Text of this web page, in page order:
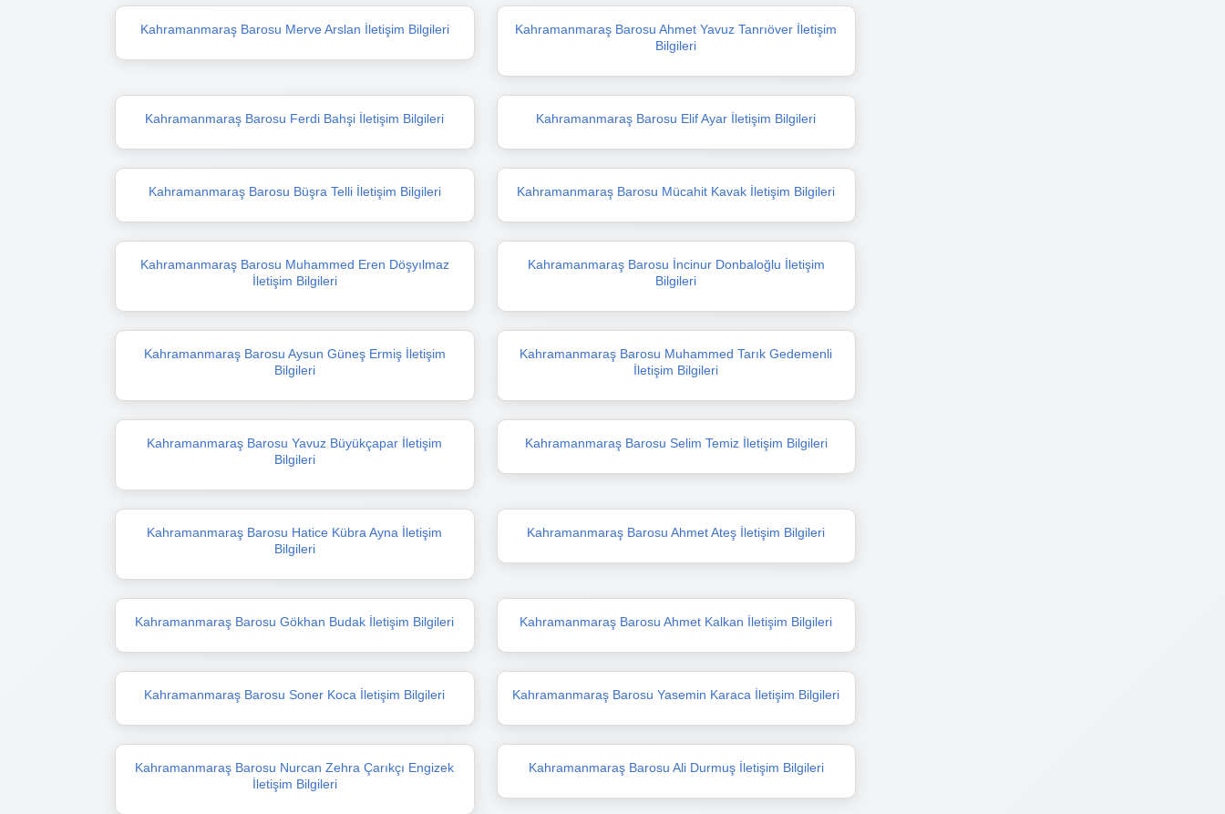
Kahramanmaraş Barosu Merve Arslan İletişim Bilgileri
Kahramanmaraş Barosu Ahmet Yavuz Tanrıöver İletişim
Bilgileri
Kahramanmaraş Barosu Ferdi Bahşi İletişim Bilgileri Kahramanmaraş Barosu Elif Ayar İletişim Bilgileri
Kahramanmaraş Barosu Büşra Telli İletişim Bilgileri Kahramanmaraş Barosu Mücahit Kavak İletişim Bilgileri
Kahramanmaraş Barosu Muhammed Eren Döşyılmaz
İletişim Bilgileri
Kahramanmaraş Barosu İncinur Donbaloğlu İletişim
Bilgileri
Kahramanmaraş Barosu Aysun Güneş Ermiş İletişim
Bilgileri
Kahramanmaraş Barosu Muhammed Tarık Gedemenli
İletişim Bilgileri
Kahramanmaraş Barosu Yavuz Büyükçapar İletişim
Bilgileri
Kahramanmaraş Barosu Selim Temiz İletişim Bilgileri
Kahramanmaraş Barosu Hatice Kübra Ayna İletişim
Bilgileri
Kahramanmaraş Barosu Ahmet Ateş İletişim Bilgileri
Kahramanmaraş Barosu Gökhan Budak İletişim Bilgileri Kahramanmaraş Barosu Ahmet Kalkan İletişim Bilgileri
Kahramanmaraş Barosu Soner Koca İletişim Bilgileri Kahramanmaraş Barosu Yasemin Karaca İletişim Bilgileri
Kahramanmaraş Barosu Nurcan Zehra Çarıkçı Engizek
İletişim Bilgileri
Kahramanmaraş Barosu Ali Durmuş İletişim Bilgileri